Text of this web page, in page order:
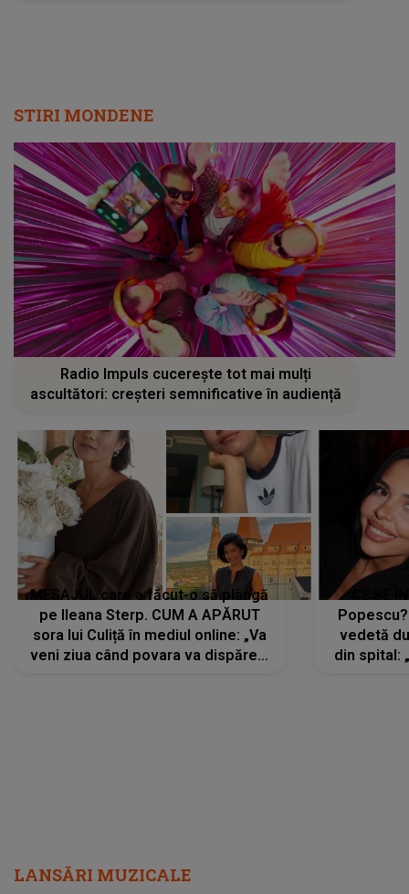
STIRI MONDENE
Radio Impuls cucerește tot mai mulți
ascultători: creșteri semnificative în audiență
MESAJUL care a făcut-o să plângă
pe Ileana Sterp. CUM A APĂRUT
sora lui Culiță în mediul online: „Va
veni ziua când povara va dispărea,
vedetă
din spital:
LANSĂRI MUZICALE